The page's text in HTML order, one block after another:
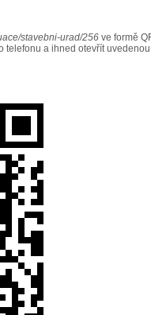
stavebni-urad/256 ve formě
telefonu a ihned otevřít